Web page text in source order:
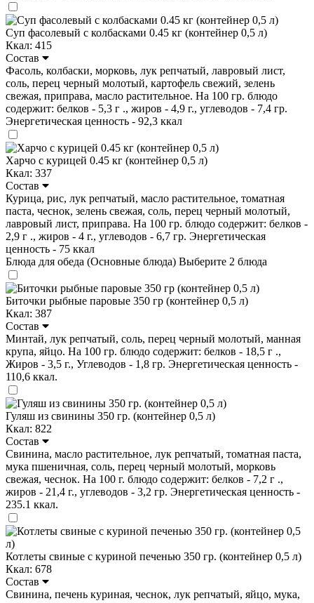
Суп фасолевый с колбасками 0.45 кг (контейнер 0,5 л)
Ккал: 415
Состав
Фасоль, колбаски, морковь, лук репчатый, лавровый лист,
соль, перец черный молотый, картофель свежий, зелень
свежая, приправа, масло растительное. На 100 гр. блюдо
содержит: белков - 5,3 г ., жиров - 4,9 г., углеводов - 7,4 гр.
Энергетическая ценность - 92,3 ккал
Харчо с курицей 0.45 кг (контейнер 0,5 л)
Ккал: 337
Состав
Курица, рис, лук репчатый, масло растительное, томатная
паста, чеснок, зелень свежая, соль, перец черный молотый,
лавровый лист, приправа. На 100 гр. блюдо содержит: белков -
2,9 г ., жиров - 4 г., углеводов - 6,7 гр. Энергетическая
ценность - 75 ккал
Блюда для обеда (Основные блюда) Выберите 2 блюда
Биточки рыбные паровые 350 гр (контейнер 0,5 л)
Ккал: 387
Состав
Минтай, лук репчатый, соль, перец черный молотый, манная
крупа, яйцо. На 100 гр. блюдо содержит: белков - 18,5 г .,
Жиров - 3,5 г., Углеводов - 1,8 гр. Энергетическая ценность -
110,6 ккал.
Гуляш из свинины 350 гр. (контейнер 0,5 л)
Ккал: 822
Состав
Свинина, масло растительное, лук репчатый, томатная паста,
мука пшеничная, соль, перец черный молотый, морковь
свежая, чеснок. На 100 г. блюдо содержит: белков - 7,2 г .,
жиров - 21,4 г., углеводов - 3,2 гр. Энергетическая ценность -
235.1 ккал.
Котлеты свиные с куриной печенью 350 гр. (контейнер 0,5 л)
Ккал: 678
Состав
Свинина, печень куриная, чеснок, лук репчатый, яйцо, мука,